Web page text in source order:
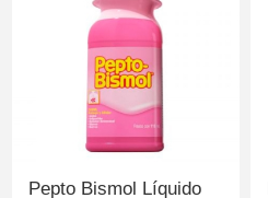
Pepto Bismol Líquido